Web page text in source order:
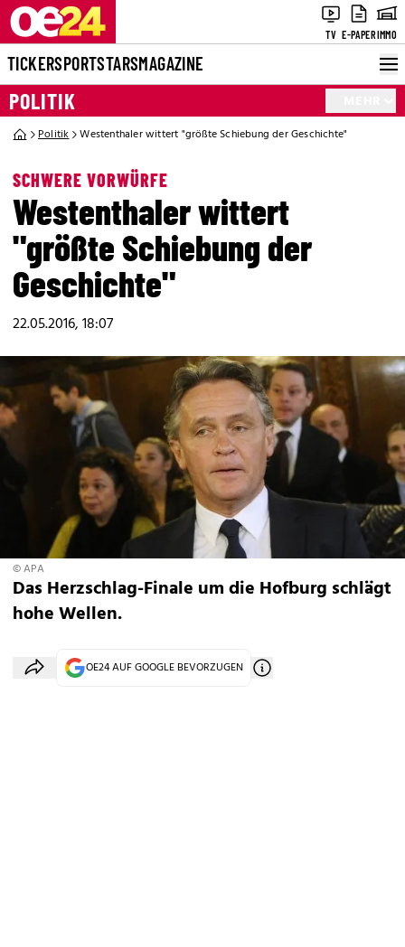
TV E-PAPERIMMO
TICKERSPORTSTARSMAGAZINE
POLITIK
Politik Westenthaler wittert "größte Schiebung der Geschichte"
SCHWERE VORWÜRFE
Westenthaler wittert
"größte Schiebung der
Geschichte"
22.05.2016, 18:07
© APA
Das Herzschlag-Finale um die Hofburg schlägt
hohe Wellen.
OE24 AUF GOOGLE BEVORZUGEN